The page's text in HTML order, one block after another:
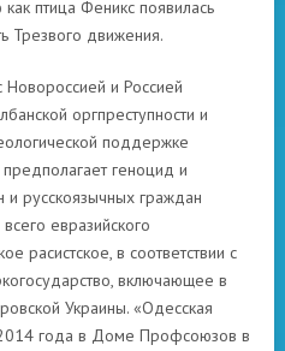
птица Феникс появилась
Трезвого движения.
и Россией
оргпреступности и
поддержке
геноцид и
и русскоязычных граждан
евразийского
расистское, в соответствии с
включающее в
Украины. «Одесская
года в Доме Профсоюзов в